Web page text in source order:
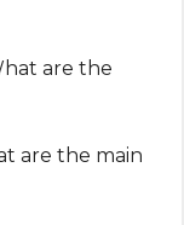
are the
are the main